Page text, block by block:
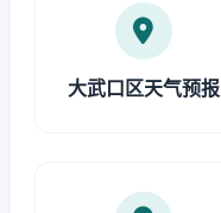
大武口区天气预报